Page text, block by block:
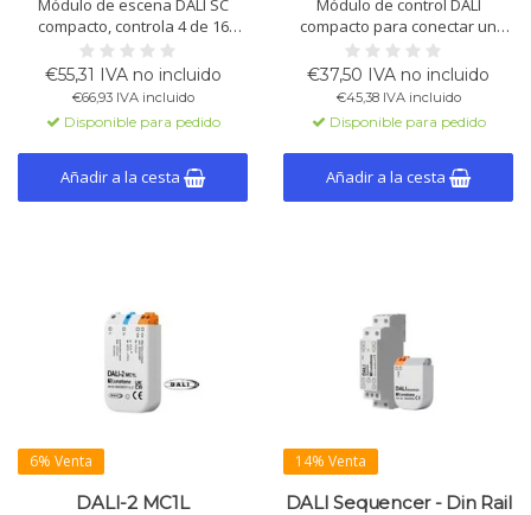
Módulo de escena DALI SC
compacto, controla 4 de 16
escenas mediante pulsadores,
programable, alimentado por
línea DALI, se instala en caja
empotrada, clase de protección
IP20, temperatura de
funcionamiento -25°C a +75°C.
€55,31 IVA no incluido
€66,93 IVA incluido
Disponible para pedido
Añadir a la cesta
Módulo de control DALI
compacto para conectar un
potenciómetro de 100kΩ,
configurable a través del
software DALI Cockpit.
Adecuado para instalación en
cajas empotradas, alimentado
por la línea de señal DALI.
€37,50 IVA no incluido
€45,38 IVA incluido
Disponible para pedido
Añadir a la cesta
6% Venta
DALI-2 MC1L
14% Venta
DALI Sequencer - Din Rail